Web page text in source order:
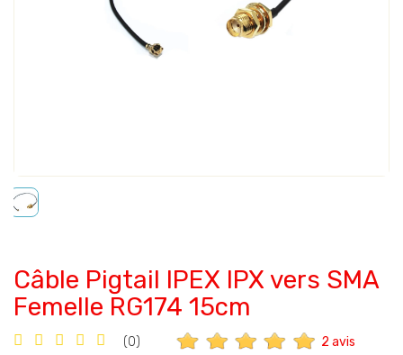
Câble Pigtail IPEX IPX vers SMA
Femelle RG174 15cm
(0) 2 avis